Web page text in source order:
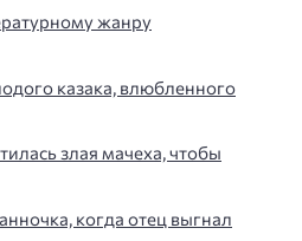
жанру
казака, влюбленного
злая мачеха, чтобы
когда отец выгнал